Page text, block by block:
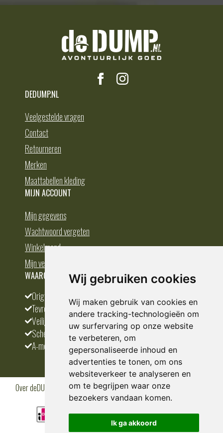
Wij gebruiken cookies
Wij maken gebruik van cookies en
andere tracking-technologieën om
uw surfervaring op onze website
te verbeteren, om
gepersonaliseerde inhoud en
advertenties te tonen, om ons
websiteverkeer te analyseren en
om te begrijpen waar onze
bezoekers vandaan komen.
Ik ga akkoord
DEDUMP.NL
Veelgestelde vragen
Contact
Retourneren
Merken
Maattabellen kleding
MIJN ACCOUNT
Mijn gegevens
Wachtwoord vergeten
Winkelmand
Mijn verlanglijst
WAAROM BESTELLEN BIJ DEDUMP.NL
Origineel en divers
Tevreden klanten
Veilig betalen
Scherpste prijs
A-merken
Over deDUMP.nl Algemene voorwaardenPrivacy PolicyKlantenservice
CookiesBlogs